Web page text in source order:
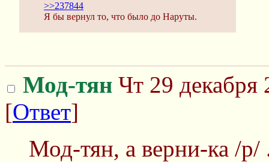
>>237844
Я бы вернул то, что было до Наруты.
Мод-тян Чт 29 декабря
[Ответ]
Мод-тян, а верни-ка /p/